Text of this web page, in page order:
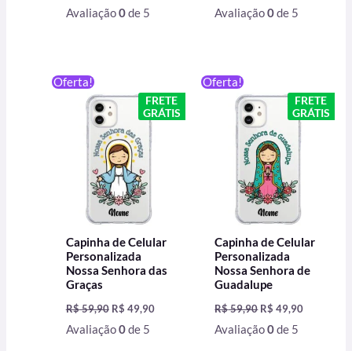
Avaliação0de 5 Avaliação0de 5
Oferta!
FRETE
GRÁTIS
Capinha de Celular
Personalizada
Nossa Senhora das
Graças
R$59,90
original
era:
R$ 59,90.
R$ 49,90
preço
atual
é:
Avaliação0de 5
Oferta!
FRETE
GRÁTIS
Capinha de Celular
Personalizada
Nossa Senhora de
Guadalupe
R$59,90
original
era:
R$ 59,90.
R$ 49,90
preço
atual
é:
Avaliação0de 5